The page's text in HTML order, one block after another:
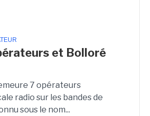
et Bolloré
7 opérateurs
radio sur les bandes de
sous le nom...